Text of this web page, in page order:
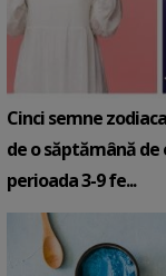
Cinci semne
de o săptămână de
perioada 3-9 fe...